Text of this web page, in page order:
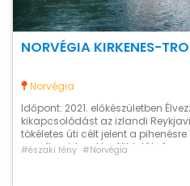
NORVÉGIA KIRKENES-
Norvégia
Időpont: 2021. előkészületben
kikapcsolódást az izlandi
tökéletes úti célt jelent a
vegyítve. Izland legfőbb
ebben a túrában, mindemellett
#északi fény #Norvégia